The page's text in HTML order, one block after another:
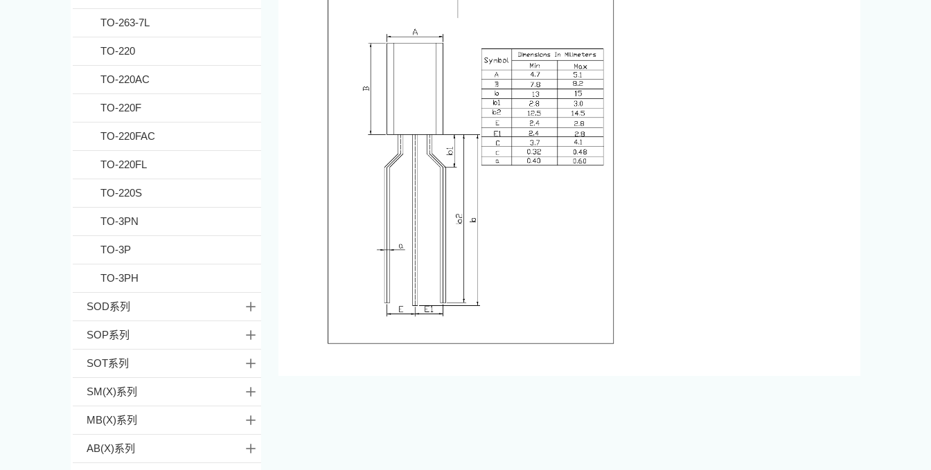
TO-263-7L
TO-220
TO-220AC
TO-220F
TO-220FAC
TO-220FL
TO-220S
TO-3PN
TO-3P
TO-3PH
SOD系列
SOP系列
SOT系列
SM(X)系列
MB(X)系列
AB(X)系列